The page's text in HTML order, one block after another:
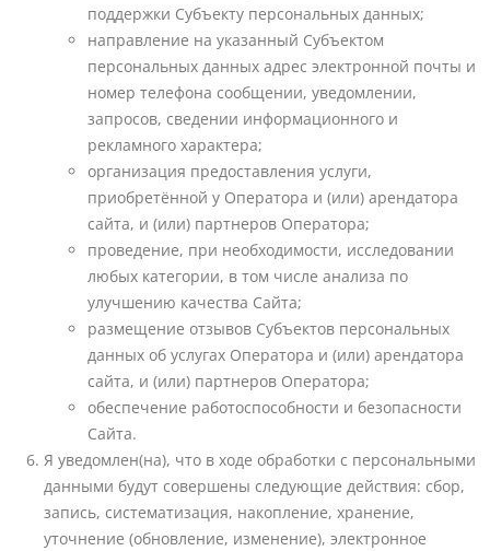
поддержки Субъекту персональных данных;
направление на указанный Субъектом
персональных данных адрес электронной почты и
номер телефона сообщении, уведомлении,
запросов, сведении информационного и
рекламного характера;
организация предоставления услуги,
приобретённой у Оператора и (или) арендатора
сайта, и (или) партнеров Оператора;
проведение, при необходимости, исследовании
любых категории, в том числе анализа по
улучшению качества Сайта;
размещение отзывов Субъектов персональных
данных об услугах Оператора и (или) арендатора
сайта, и (или) партнеров Оператора;
обеспечение работоспособности и безопасности
Сайта.
Я уведомлен(на), что в ходе обработки с персональными
данными будут совершены следующие действия: сбор,
запись, систематизация, накопление, хранение,
уточнение (обновление, изменение), электронное